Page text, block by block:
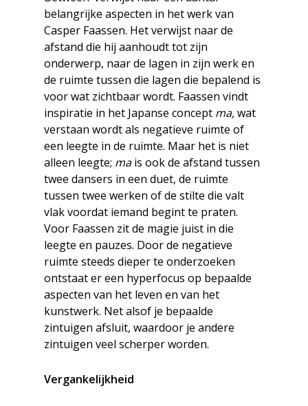
belangrijke aspecten in het werk van
Casper Faassen. Het verwijst naar de
afstand die hij aanhoudt tot zijn
onderwerp, naar de lagen in zijn werk en
de ruimte tussen die lagen die bepalend is
voor wat zichtbaar wordt. Faassen vindt
inspiratie in het Japanse concept ma,wat
verstaan wordt als negatieve ruimte of
een leegte in de ruimte. Maar het is niet
alleen leegte; mais ook de afstand tussen
twee dansers in een duet, de ruimte
tussen twee werken of de stilte die valt
vlak voordat iemand begint te praten.
Voor Faassen zit de magie juist in die
leegte en pauzes. Door de negatieve
ruimte steeds dieper te onderzoeken
ontstaat er een hyperfocus op bepaalde
aspecten van het leven en van het
kunstwerk. Net alsof je bepaalde
zintuigen afsluit, waardoor je andere
zintuigen veel scherper worden.
Vergankelijkheid